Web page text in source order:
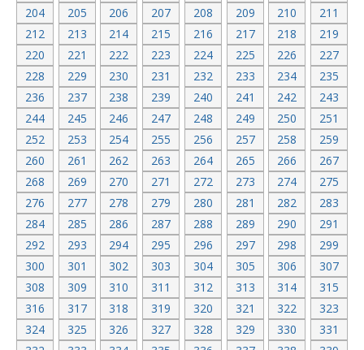
204
205 206 207 208 209 210
211
212
213 214 215 216 217 218
219
220
221 222 223 224 225 226
227
228
229 230 231 232 233 234
235
236
237 238 239 240 241 242
243
244
245 246 247 248 249 250
251
252
253 254 255 256 257 258
259
260
261 262 263 264 265 266
267
268
269 270 271 272 273 274
275
276
277 278 279 280 281 282
283
284
285 286 287 288 289 290
291
292
293 294 295 296 297 298
299
300
301 302 303 304 305 306
307
308
309 310 311 312 313 314
315
316
317 318 319 320 321 322
323
324
325 326 327 328 329 330
331